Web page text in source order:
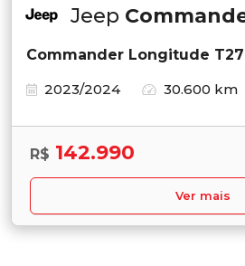
Jeep
Commander Longitude
2023/2024
30.600 km
R$ 142.990
Ver mais